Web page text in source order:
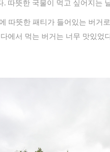
. 따뜻한 국물이 먹고 싶어지는
따뜻한 패티가 들어있는 버거
다에서 먹는 버거는 너무 맛있었